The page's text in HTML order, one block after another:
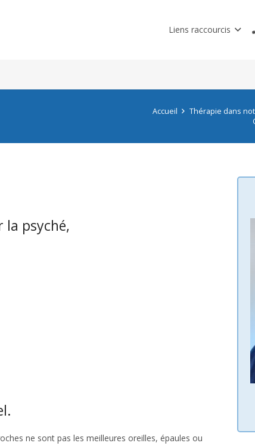
Liens raccourcis
Accueil
Thérapie dans
la psyché,
ne sont pas les meilleures oreilles, épaules ou